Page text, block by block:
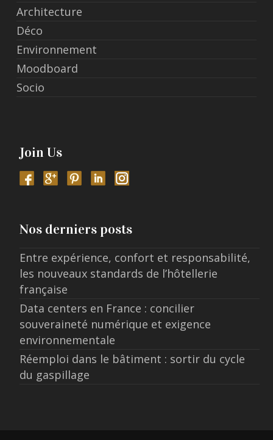
Architecture
Déco
Environnement
Moodboard
Socio
Join Us
Nos derniers posts
Entre expérience, confort et responsabilité,
les nouveaux standards de l’hôtellerie
française
Data centers en France : concilier
souveraineté numérique et exigence
environnementale
Réemploi dans le bâtiment : sortir du cycle
du gaspillage